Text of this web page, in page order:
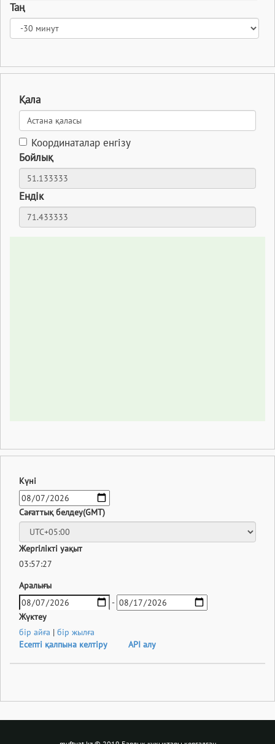
Таң
Қала
Координаталар енгізу
Бойлық
Ендік
Күні
Сағаттық белдеу(GMT)
Жергілікті уақыт
03:57:28
Аралығы
-
Жүктеу
бір айға | бір жылға
Есепті қалпына келтіру
API алу